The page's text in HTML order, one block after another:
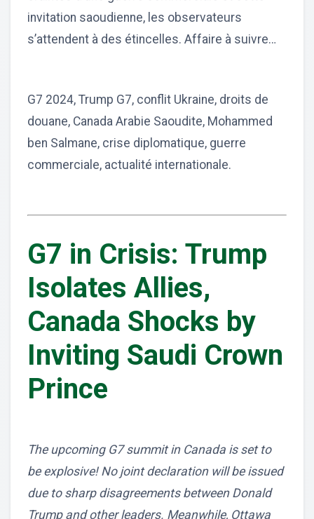
invitation saoudienne, les observateurs
s’attendent à des étincelles. Affaire à suivre…
G7 2024, Trump G7, conflit Ukraine, droits de
douane, Canada Arabie Saoudite, Mohammed
ben Salmane, crise diplomatique, guerre
commerciale, actualité internationale.
G7 in Crisis: Trump
Isolates Allies,
Canada Shocks by
Inviting Saudi Crown
Prince
The upcoming G7 summit in Canada is set to
be explosive! No joint declaration will be issued
due to sharp disagreements between Donald
Trump and other leaders. Meanwhile, Ottawa